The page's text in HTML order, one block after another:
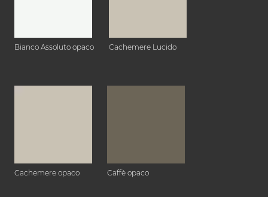
Bianco Assoluto opaco Cachemere Lucido
Cachemere opaco Caffè opaco